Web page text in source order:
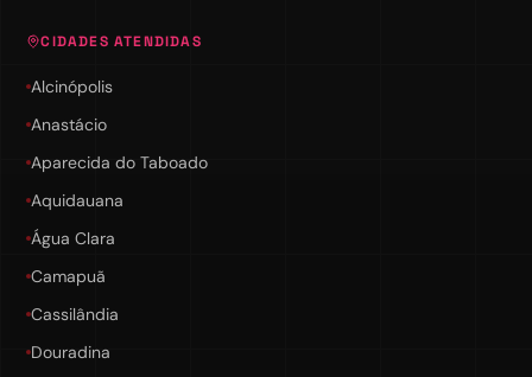
CIDADES ATENDIDAS
Alcinópolis
Anastácio
Aparecida do Taboado
Aquidauana
Água Clara
Camapuã
Cassilândia
Douradina